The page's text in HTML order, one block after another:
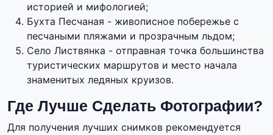
историей и мифологией;
Бухта Песчаная - живописное побережье с
песчаными пляжами и прозрачным льдом;
Село Листвянка - отправная точка большинства
туристических маршрутов и место начала
знаменитых ледяных круизов.
Где Лучше Сделать Фотографии?
Для получения лучших снимков рекомендуется